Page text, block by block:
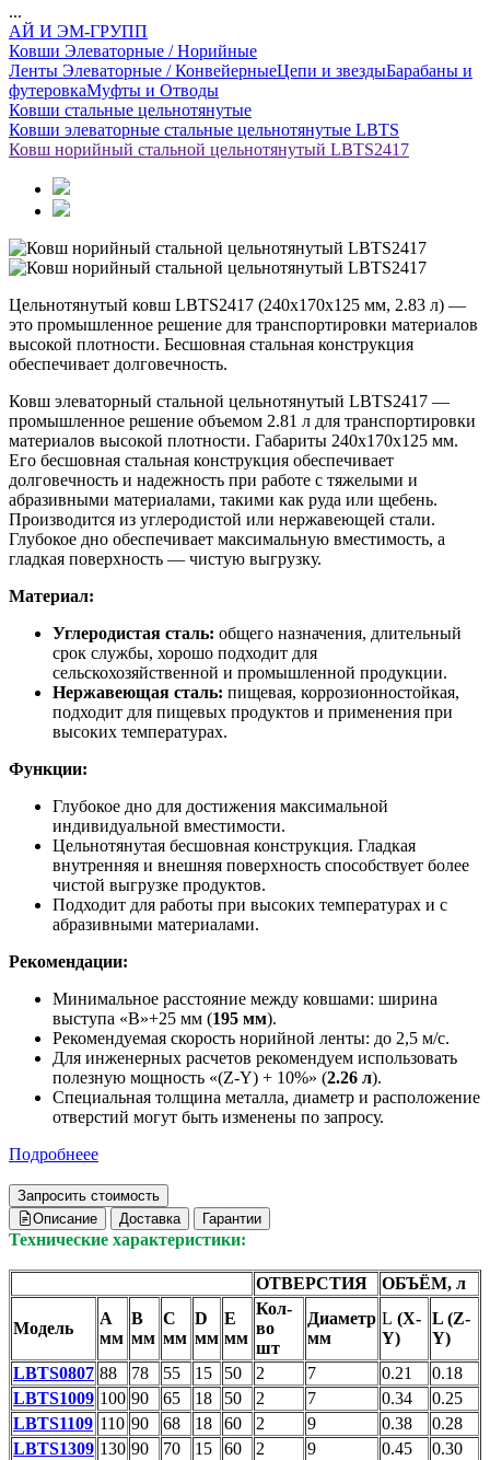
...
АЙ И ЭМ-ГРУПП
Ковши Элеваторные / Норийные
Ленты Элеваторные / КонвейерныеЦепи и звездыБарабаны и
футеровкаМуфты и Отводы
Ковши стальные цельнотянутые
Ковши элеваторные стальные цельнотянутые LBTS
Ковш норийный стальной цельнотянутый LBTS2417
Цельнотянутый ковш LBTS2417 (240x170x125 мм, 2.83 л) —
это промышленное решение для транспортировки материалов
высокой плотности. Бесшовная стальная конструкция
обеспечивает долговечность.
Ковш элеваторный стальной цельнотянутый LBTS2417 —
промышленное решение объемом 2.81 л для транспортировки
материалов высокой плотности. Габариты 240x170x125 мм.
Его бесшовная стальная конструкция обеспечивает
долговечность и надежность при работе с тяжелыми и
абразивными материалами, такими как руда или щебень.
Производится из углеродистой или нержавеющей стали.
Глубокое дно обеспечивает максимальную вместимость, а
гладкая поверхность — чистую выгрузку.
Материал:
Углеродистая сталь: общего назначения, длительный
срок службы, хорошо подходит для
сельскохозяйственной и промышленной продукции.
Нержавеющая сталь: пищевая, коррозионностойкая,
подходит для пищевых продуктов и применения при
высоких температурах.
Функции:
Глубокое дно для достижения максимальной
индивидуальной вместимости.
Цельнотянутая бесшовная конструкция. Гладкая
внутренняя и внешняя поверхность способствует более
чистой выгрузке продуктов.
Подходит для работы при высоких температурах и с
абразивными материалами.
Рекомендации:
Минимальное расстояние между ковшами: ширина
выступа «B»+25 мм (195 мм).
Рекомендуемая скорость норийной ленты: до 2,5 м/с.
Для инженерных расчетов рекомендуем использовать
полезную мощность «(Z-Y) + 10%» (2.26 л).
Специальная толщина металла, диаметр и расположение
отверстий могут быть изменены по запросу.
Подробнеее
Запросить стоимость
Описание
Доставка Гарантии
Технические характеристики:
ОТВЕРСТИЯ ОБЪЁМ, л
Модель
A
мм
B
мм
С
мм
D
мм
E
мм
Кол-
во
шт
Диаметр
мм
L (X-
Y)
L (Z-
Y)
LBTS0807 88 78 55 15 50 2 7 0.21
0.18
LBTS1009 100 90 65 18 50 2 7 0.34
0.25
LBTS1109 110 90 68 18 60 2 9 0.38
0.28
LBTS1309 130 90 70 15 60 2 9 0.45
0.30